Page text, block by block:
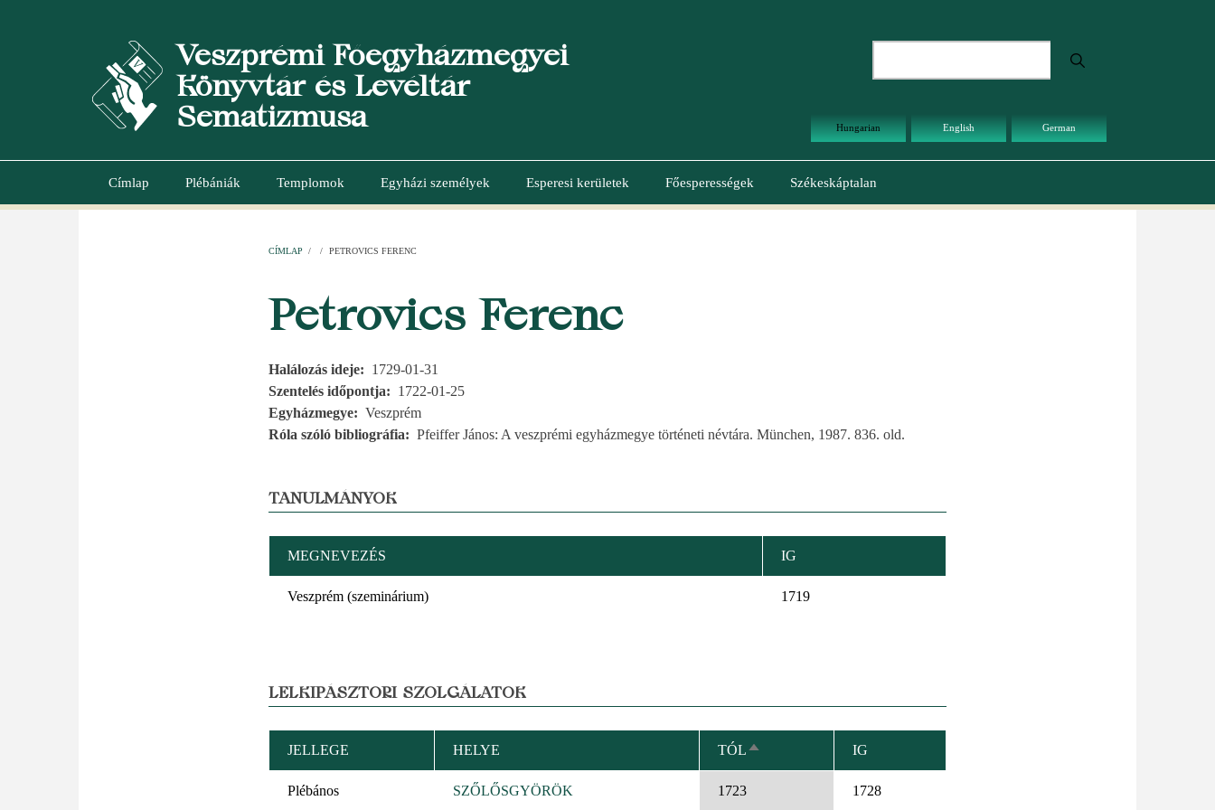
Veszprémi Főegyházmegyei
Könyvtár és Levéltár
Sematizmusa
Hungarian English German
Main
Címlap Plébániák Templomok Egyházi személyek Esperesi kerületek Főesperességek Székeskáptalan
CÍMLAP / / PETROVICS FERENC
Petrovics Ferenc
Halálozás ideje
1729-01-31
Szentelés időpontja
1722-01-25
Egyházmegye
Veszprém
Róla szóló bibliográfia
Pfeiffer János: A veszprémi egyházmegye történeti névtára. München, 1987. 836. old.
TANULMÁNYOK
MEGNEVEZÉS IG
Veszprém (szeminárium) 1719
LELKIPÁSZTORI SZOLGÁLATOK
JELLEGE HELYE TÓLCSÖKKENŐ
RENDEZÉS
IG
Plébános SZŐLŐSGYÖRÖK 1723 1728